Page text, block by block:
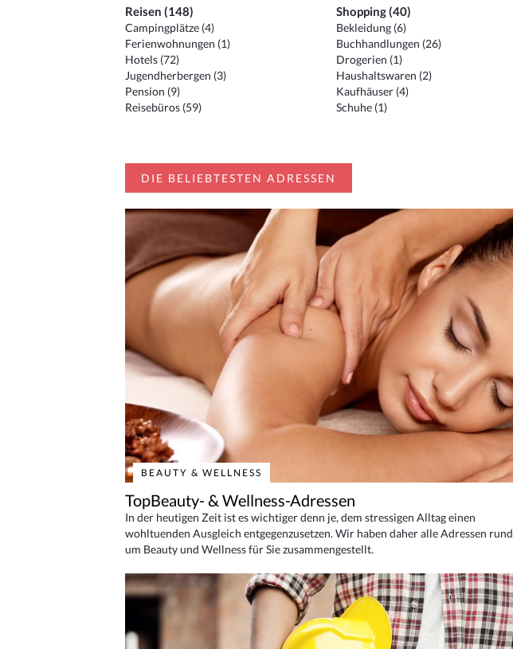
Reisen (148)
Campingplätze (4)
Ferienwohnungen (1)
Hotels (72)
Jugendherbergen (3)
Pension (9)
Reisebüros (59)
Shopping (40)
Bekleidung (6)
Buchhandlungen (26)
Drogerien (1)
Haushaltswaren (2)
Kaufhäuser (4)
Schuhe (1)
DIE BELIEBTESTEN ADRESSEN
BEAUTY & WELLNESS
TopBeauty- & Wellness-Adressen
In der heutigen Zeit ist es wichtiger denn je, dem stressigen Alltag einen
wohltuenden Ausgleich entgegenzusetzen. Wir haben daher alle Adressen rund
um Beauty und Wellness für Sie zusammengestellt.